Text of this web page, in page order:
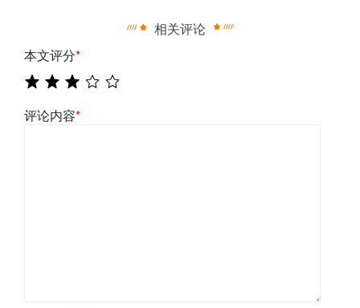
相关评论
本文评分*
评论内容*